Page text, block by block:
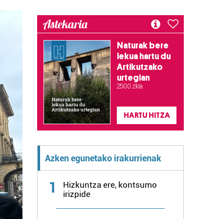
Astekaria
Naturak bere
lekua hartu du
Artikutzako
urtegian
2.500 zkia.
HARTU HITZA
Azken egunetako irakurrienak
1
Hizkuntza ere, kontsumo
irizpide